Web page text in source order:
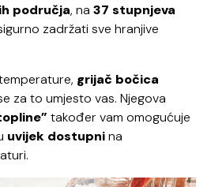
područja, na37 stupnjeva
zadržati sve hranjive
grijač bočica
za to umjesto vas. Njegova
također vam omogućuje
uvijek dostupnina